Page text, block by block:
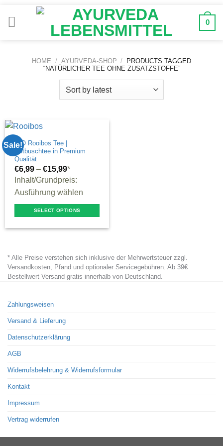
Inhalt
0
HOME / AYURVEDA-SHOP /
PRODUCTS TAGGED
“NATÜRLICHER TEE OHNE ZUSATZSTOFFE”
Sale!BIO Rooibos Tee |
Rotbuschtee in Premium
Qualität
€6,99 –€15,99*
Inhalt/Grundpreis:
Ausführung wählen
SELECT OPTIONS
multiple
variants.
may
be
chosen
product
page
* Alle Preise verstehen sich inklusive der Mehrwertsteuer zzgl.
Versandkosten, Pfand und optionaler Servicegebühren. Ab 39€
Bestellwert Versand gratis innerhalb von Deutschland.
Zahlungsweisen
Versand & Lieferung
Datenschutzerklärung
AGB
Widerrufsbelehrung & Widerrufsformular
Kontakt
Impressum
Vertrag widerrufen